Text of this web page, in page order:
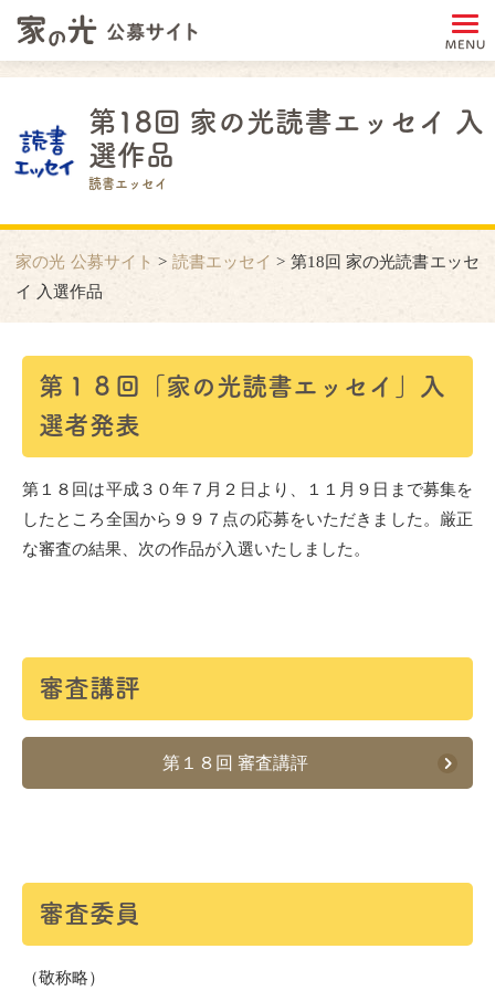
第18回 家の光読書エッセイ 入
選作品
読書エッセイ
家の光 公募サイト > 読書エッセイ > 第18回 家の光読書エッセ
イ 入選作品
第１８回「家の光読書エッセイ」入
選者発表
第１８回は平成３０年７月２日より、１１月９日まで募集を
したところ全国から９９７点の応募をいただきました。厳正
な審査の結果、次の作品が入選いたしました。
審査講評
第１８回 審査講評
審査委員
（敬称略）